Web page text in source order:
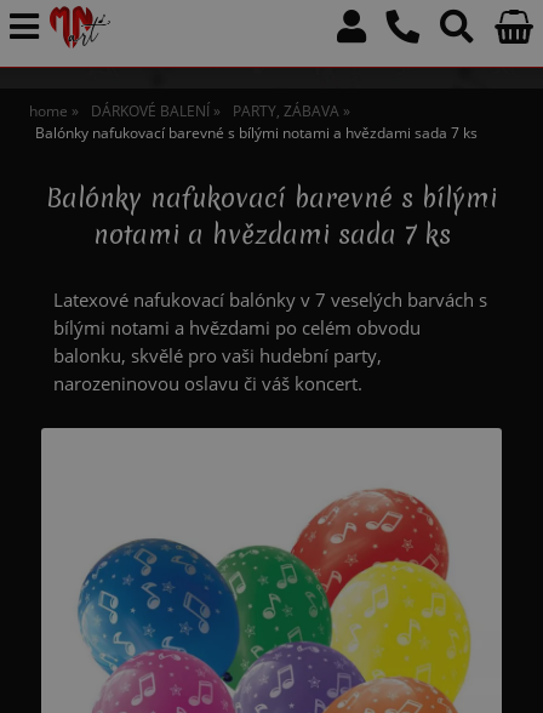
home DÁRKOVÉ BALENÍ
PARTY, ZÁBAVA
Balónky nafukovací barevné s bílými notami a hvězdami sada 7 ks
Balónky nafukovací barevné s bílými
notami a hvězdami sada 7 ks
Latexové nafukovací balónky v 7 veselých barvách s
bílými notami a hvězdami po celém obvodu
balonku, skvělé pro vaši hudební party,
narozeninovou oslavu či váš koncert.